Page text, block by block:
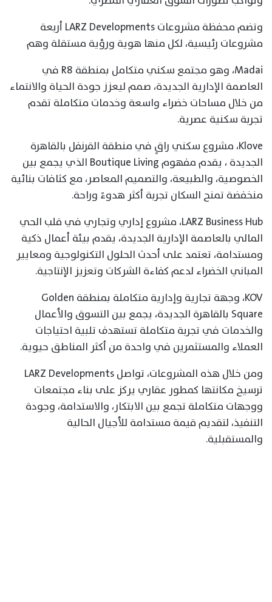
وتضم محفظة مشروعات LARZ Developments أربعة
مشروعات رئيسية، لكل منها هوية ورؤية مستقلة وهم
Madai، وهو مجتمع سكني متكامل بمنطقة R8 في
العاصمة الإدارية الجديدة، صمم ليعزز جودة الحياة والانتماء
من خلال مساحات خضراء واسعة وخدمات متكاملة تقدم
تجربة سكنية عصرية.
Klove، مشروع سكني راقٍ في منطقة القرنفل بالقاهرة
الجديدة ، يقدم مفهوم Boutique Living الذي يجمع بين
الخصوصية، والطبيعة، والتصميم المعاصر، مع كثافات بنائية
منخفضة تمنح السكان تجربة أكثر هدوءً وراحة.
LARZ Business Hub، مشروع إداري وتجاري في قلب الحي
المالي بالعاصمة الإدارية الجديدة، يقدم بيئة أعمال ذكية
ومستدامة، تعتمد على أحدث الحلول التكنولوجية ومعايير
المباني الخضراء لدعم كفاءة الشركات وتعزيز الإنتاجية.
KOV، وجهة تجارية وإدارية متكاملة بمنطقة Golden
Square بالقاهرة الجديدة، يجمع بين التسوق والأعمال
والخدمات في تجربة متكاملة تستهدف تلبية احتياجات
العملاء والمستثمرين في واحدة من أكثر المناطق حيوية.
ومن خلال هذه المشروعات، تواصل LARZ Developments
ترسيخ مكانتها كمطور عقاري يركز على بناء مجتمعات
ووجهات متكاملة تجمع بين الابتكار، والاستدامة، وجودة
التنفيذ، لتقديم قيمة مستدامة للأجيال الحالية
والمستقبلية.